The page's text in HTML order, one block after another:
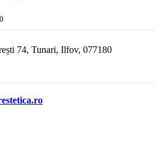
74, Tunari, Ilfov, 077180